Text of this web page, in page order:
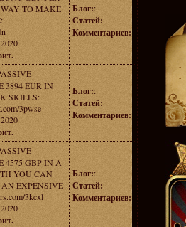
TO MAKE
Блог::
Статей:
Комментариев:
3894 EUR IN
SKILLS:
3pwse
Блог::
Статей:
Комментариев:
4575 GBP IN A
YOU CAN
EXPENSIVE
3kcxl
Блог::
Статей:
Комментариев:
-
-
-
-